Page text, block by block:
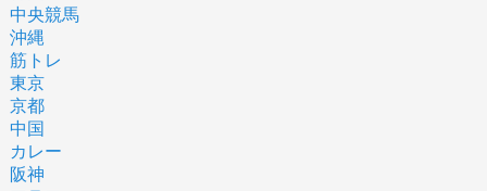
中央競馬
沖縄
筋トレ
東京
京都
中国
カレー
阪神